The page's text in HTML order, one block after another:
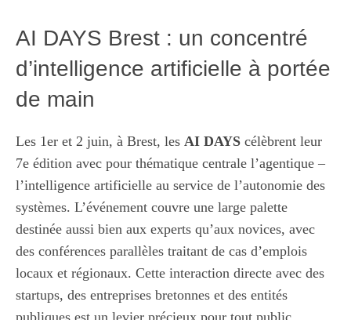
AI DAYS Brest : un concentré
d’intelligence artificielle à portée
de main
Les 1er et 2 juin, à Brest, les AI DAYS célèbrent leur
7e édition avec pour thématique centrale l’agentique –
l’intelligence artificielle au service de l’autonomie des
systèmes. L’événement couvre une large palette
destinée aussi bien aux experts qu’aux novices, avec
des conférences parallèles traitant de cas d’emplois
locaux et régionaux. Cette interaction directe avec des
startups, des entreprises bretonnes et des entités